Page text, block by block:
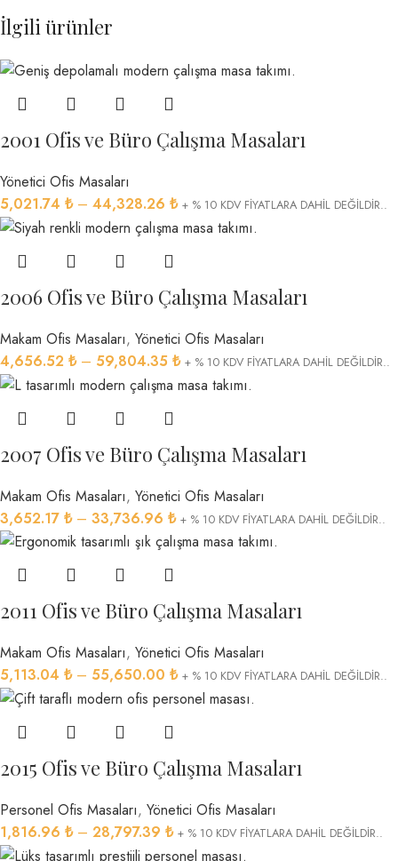
İlgili ürünler
2001 Ofis ve Büro Çalışma Masaları
Yönetici Ofis Masaları
5,021.74 ₺ – 44,328.26 ₺ + % 10 KDV FİYATLARA DAHİL DEĞİLDİR..
2006 Ofis ve Büro Çalışma Masaları
Makam Ofis Masaları, Yönetici Ofis Masaları
4,656.52 ₺ – 59,804.35 ₺ + % 10 KDV FİYATLARA DAHİL DEĞİLDİR..
2007 Ofis ve Büro Çalışma Masaları
Makam Ofis Masaları, Yönetici Ofis Masaları
3,652.17 ₺ – 33,736.96 ₺ + % 10 KDV FİYATLARA DAHİL DEĞİLDİR..
2011 Ofis ve Büro Çalışma Masaları
Makam Ofis Masaları, Yönetici Ofis Masaları
5,113.04 ₺ – 55,650.00 ₺ + % 10 KDV FİYATLARA DAHİL DEĞİLDİR..
2015 Ofis ve Büro Çalışma Masaları
Personel Ofis Masaları, Yönetici Ofis Masaları
1,816.96 ₺ – 28,797.39 ₺ + % 10 KDV FİYATLARA DAHİL DEĞİLDİR..